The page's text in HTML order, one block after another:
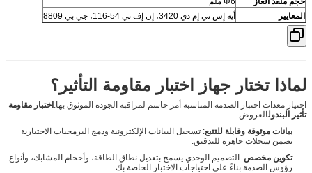
المعايير
أيه إس تي إم دي 3420، إن إف تي 54-116، جي بي 8809
لماذا تختار جهاز اختبار مقاومة التأثير؟
اختيار معدات اختبار الصدمة المناسبة أمر حاسم لمراقبة الجودة الموثوق بها.اختبار مقاومة
تأثير البندولالعروض:
بيانات موثوقة وقابلة للتتبع: تسجيل البيانات الإلكترونية ودمج البرمجيات الاختيارية
يضمن سجلات جاهزة للتدقيق.
تكوين مخصص: التصميم الوحدي يسمح بتعديل نطاق الطاقة، وأحجام المشابك، وأنواع
رؤوس الصدمة بناءً على احتياجات الاختبار الخاصة بك.